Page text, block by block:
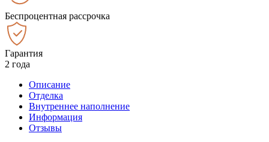
Беспроцентная рассрочка
Гарантия
2 года
Описание
Отделка
Внутреннее наполнение
Информация
Отзывы